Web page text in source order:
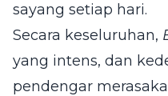
sayang setiap hari.
Secara keseluruhan,
yang intens, dan
pendengar